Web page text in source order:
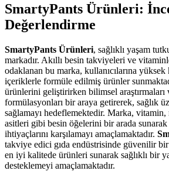
SmartyPants Ürünleri:
Değerlendirme
SmartyPants Ürünleri, sağlıklı yaşam
markadır. Akıllı besin takviyeleri ve
odaklanan bu marka, kullanıcılarına
içeriklerle formüle edilmiş ürünler
ürünlerini geliştirirken bilimsel
formülasyonları bir araya getirerek, sağlık
sağlamayı hedeflemektedir. Marka,
asitleri gibi besin öğelerini bir arada sunarak
ihtiyaçlarını karşılamayı amaçlamaktadır.
takviye edici gıda endüstrisinde güvenilir
en iyi kalitede ürünleri sunarak sağlıklı bir
desteklemeyi amaçlamaktadır.